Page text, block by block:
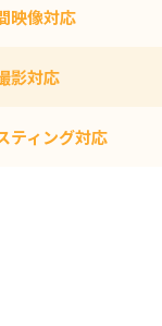
映像対応
影対応
ティング対応